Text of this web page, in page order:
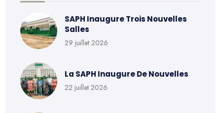
SAPH Inaugure Trois Nouvelles
Salles
29 juillet 2026
La SAPH Inaugure De Nouvelles
22 juillet 2026